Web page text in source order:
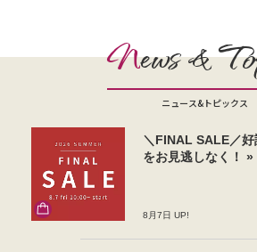
News &
ニュース&トピックス